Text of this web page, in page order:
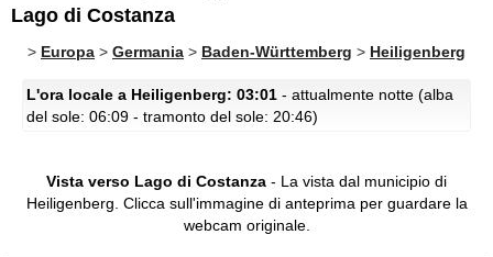
Lago di Costanza
> Europa > Germania > Baden-Württemberg > Heiligenberg
L'ora locale a Heiligenberg: 03:01 - attualmente notte (alba
del sole: 06:09 - tramonto del sole: 20:46)
Vista verso Lago di Costanza - La vista dal municipio di
Heiligenberg. Clicca sull'immagine di anteprima per guardare la
webcam originale.